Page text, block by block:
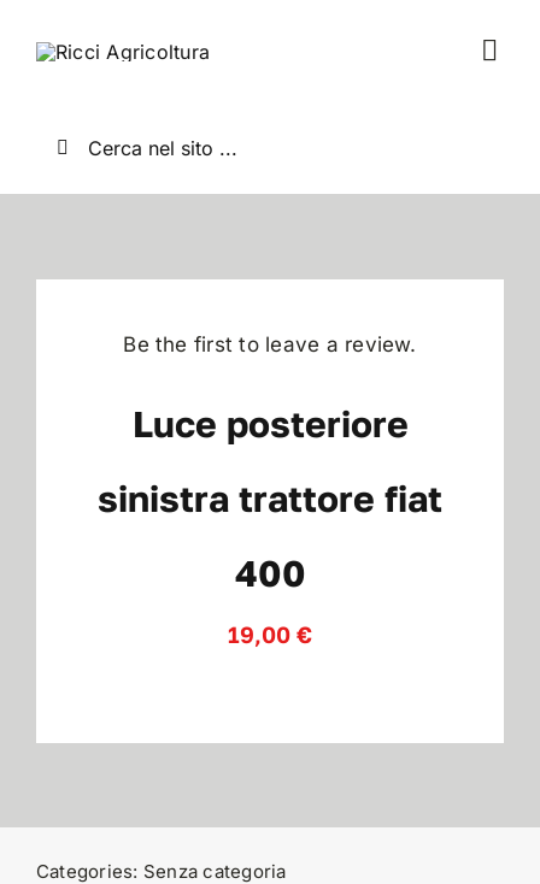
Cerca
Be the first to leave a review.
Luce posteriore
sinistra trattore fiat
400
19,00 €
Categories: Senza categoria